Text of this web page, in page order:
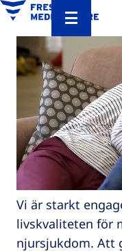
Vi är starkt
livskvaliteten för
njursjukdom. Att